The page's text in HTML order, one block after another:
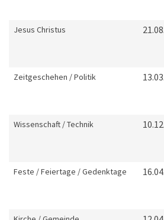
Jesus Christus
Zeitgeschehen / Politik
Wissenschaft / Technik
Feste / Feiertage / Gedenktage